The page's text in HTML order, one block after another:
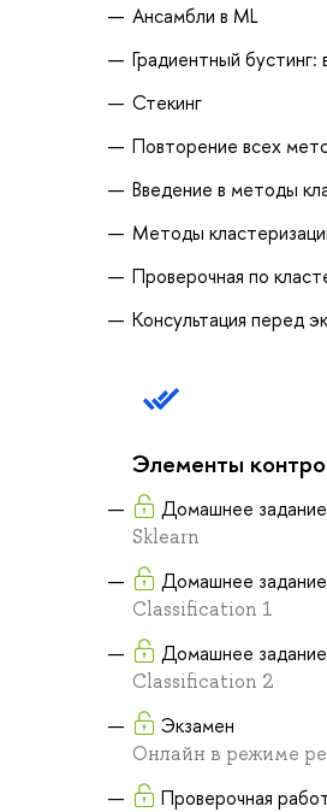
Ансамбли в ML
Градиентный бустинг:
Стекинг
Повторение всех
Введение в методы
Методы
Проверочная по
Консультация перед
Элементы
Домашнее
Sklearn
Домашнее
Classification 1
Домашнее
Classification 2
Экзамен
Онлайн в режиме
Проверочная